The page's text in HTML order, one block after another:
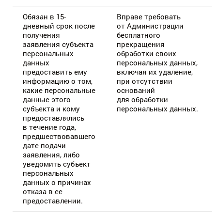
Обязан в 15-
дневный срок после
получения
заявления субъекта
персональных
данных
предоставить ему
информацию о том,
какие персональные
данные этого
субъекта и кому
предоставлялись
в течение года,
предшествовавшего
дате подачи
заявления, либо
уведомить субъект
персональных
данных о причинах
отказа в ее
предоставлении.
Вправе требовать
от Администрации
бесплатного
прекращения
обработки своих
персональных данных,
включая их удаление,
при отсутствии
оснований
для обработки
персональных данных.